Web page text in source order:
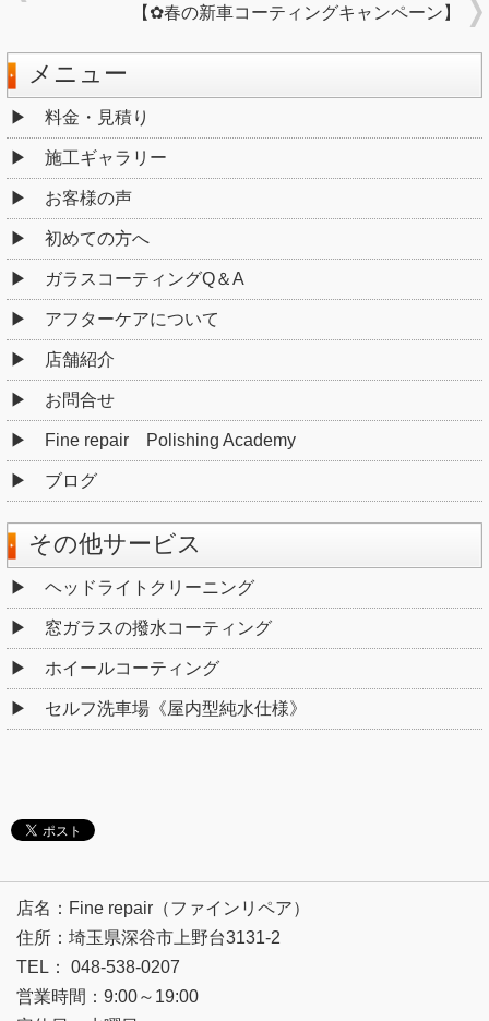
【✿春の新車コーティングキャンペーン】
メニュー
料金・見積り
施工ギャラリー
お客様の声
初めての方へ
ガラスコーティングQ＆A
アフターケアについて
店舗紹介
お問合せ
Fine repair Polishing Academy
ブログ
その他サービス
ヘッドライトクリーニング
窓ガラスの撥水コーティング
ホイールコーティング
セルフ洗車場《屋内型純水仕様》
店名：Fine repair（ファインリペア）
住所：埼玉県深谷市上野台3131-2
TEL： 048-538-0207
営業時間：9:00～19:00